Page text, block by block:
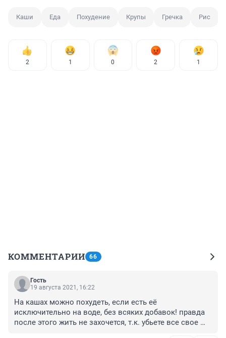
Каши Еда Похудение Крупы Гречка Рис
2 1 0 2 1
КОММЕНТАРИИ 66
Гость
19 августа 2021, 16:22
На кашах можно похудеть, если есть её
исключительно на воде, без всяких добавок! правда
после этого жить не захочется, т.к. убьете все свое